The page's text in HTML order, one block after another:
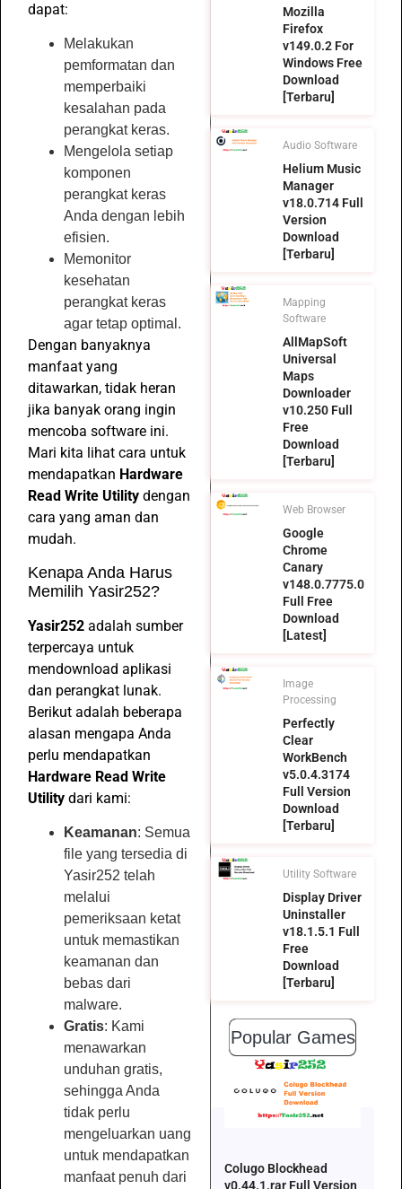
dapat:
Melakukan
pemformatan dan
memperbaiki
kesalahan pada
perangkat keras.
Mengelola setiap
komponen
perangkat keras
Anda dengan lebih
efisien.
Memonitor
kesehatan
perangkat keras
agar tetap optimal.
Dengan banyaknya
manfaat yang
ditawarkan, tidak heran
jika banyak orang ingin
mencoba software ini.
Mari kita lihat cara untuk
mendapatkan Hardware
Read Write Utility dengan
cara yang aman dan
mudah.
Kenapa Anda Harus
Memilih Yasir252?
Yasir252 adalah sumber
terpercaya untuk
mendownload aplikasi
dan perangkat lunak.
Berikut adalah beberapa
alasan mengapa Anda
perlu mendapatkan
Hardware Read Write
Utility dari kami:
Keamanan: Semua
file yang tersedia di
Yasir252 telah
melalui
pemeriksaan ketat
untuk memastikan
keamanan dan
bebas dari
malware.
Gratis: Kami
menawarkan
unduhan gratis,
sehingga Anda
tidak perlu
mengeluarkan uang
untuk mendapatkan
manfaat penuh dari
Mozilla
Firefox
v149.0.2 For
Windows Free
Download
[Terbaru]
Audio Software
Helium Music
Manager
v18.0.714 Full
Version
Download
[Terbaru]
Mapping
Software
AllMapSoft
Universal
Maps
Downloader
v10.250 Full
Free
Download
[Terbaru]
Web Browser
Google
Chrome
Canary
v148.0.7775.0
Full Free
Download
[Latest]
Image
Processing
Perfectly
Clear
WorkBench
v5.0.4.3174
Full Version
Download
[Terbaru]
Utility Software
Display Driver
Uninstaller
v18.1.5.1 Full
Free
Download
[Terbaru]
Popular Games
Colugo Blockhead
v0.44.1.rar Full Version